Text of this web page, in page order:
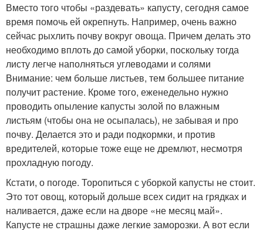
Вместо того чтобы «раздевать» капусту, сегодня самое
время помочь ей окрепнуть. Например, очень важно
сейчас рыхлить почву вокруг овоща. Причем делать это
необходимо вплоть до самой уборки, поскольку тогда
листу легче наполняться углеводами и солями
Внимание: чем больше листьев, тем большее питание
получит растение. Кроме того, еженедельно нужно
проводить опыление капусты золой по влажным
листьям (чтобы она не осыпалась), не забывая и про
почву. Делается это и ради подкормки, и против
вредителей, которые тоже еще не дремлют, несмотря
прохладную погоду.
Кстати, о погоде. Торопиться с уборкой капусты не стоит.
Это тот овощ, который дольше всех сидит на грядках и
наливается, даже если на дворе «не месяц май».
Капусте не страшны даже легкие заморозки. А вот если